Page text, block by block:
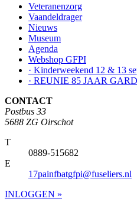
Veteranenzorg
Vaandeldrager
Nieuws
Museum
Agenda
Webshop GFPI
· Kinderweekend 12 & 13
· REUNIE 85 JAAR
CONTACT
Postbus 33
5688 ZG Oirschot
T
0889-515682
E
17painfbatgfpi@fuseliers.nl
INLOGGEN »